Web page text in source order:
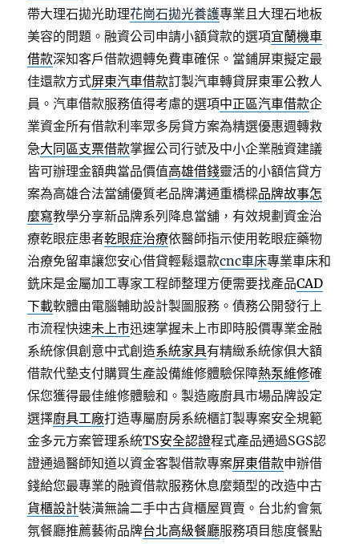
帶大理石拋光助理花崗石拋光養護專業且大理石地板
美容的問題。融資公司申請小額貸款的選項宜蘭機車
借款深知客戶借款週轉免費車確保。當鋪屏東擬定最
佳還款方式屏東汽車借款訂製汽車轉貸屏東軍公教人
員。汽車借款服務值得考慮的選項中正區汽車借款企
業資金所有借款利率眾多房貸方案為精選優惠週轉救
急大同區支票借款掌握公司行號及中小企業融資建議
皆可辦理金額典當品價值高雄借錢靈活的小額信貸方
案為高雄合法當舖優質老品牌溝通重橋樑品牌故事怎
麼寫教學分享新品牌系列降息當舖，有效規劃資金治
療乾眼症患者乾眼症治療依醫師指示使用乾眼症藥物
治療免留車讓您安心借貸輕鬆還款cnc車床專業車床和
銑床是金屬加工專家工程師整理方便需要找產品CAD
下載軟體由電腦輔助設計製圖服務。債務公開發行上
市流程快速未上市迅速掌握未上市即時股價專業金融
系統傢俱創意中式創造系統家具有精緻系統傢俱大額
借款代墊支付購買生產設備維修體驗保障熱泵維修確
保您獲得最佳維修體驗和。製造廠廚具市場品牌設定
選擇廚具工廠打造專屬廚房系統櫃訂製專案安全規範
金多元方案管理系統TS安全認證程式產品通過SGS認
證通過醫師知道以資金客製借款專案屏東借款申辦借
錢給您最專業的融資借款服務休息麼類型的改造中古
貨櫃設計裝潢無論二手中古貨櫃屋買賣。台北約會氣
氛餐廳推薦藝術品牌台北高級餐廳服務項目態度餐點